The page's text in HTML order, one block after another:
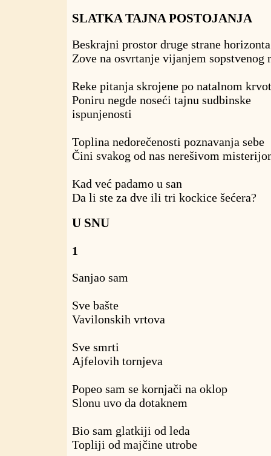
SLATKA TAJNA POSTOJANJA
Beskrajni prostor druge strane horizonta
Zove na osvrtanje vijanjem sopstvenog
Reke pitanja skrojene po natalnom
Poniru negde noseći tajnu sudbinske
ispunjenosti
Toplina nedorečenosti poznavanja sebe
Čini svakog od nas nerešivom
Kad već padamo u san
Da li ste za dve ili tri kockice šećera?
U SNU
1
Sanjao sam
Sve bašte
Vavilonskih vrtova
Sve smrti
Ajfelovih tornjeva
Popeo sam se kornjači na oklop
Slonu uvo da dotaknem
Bio sam glatkiji od leda
Topliji od majčine utrobe